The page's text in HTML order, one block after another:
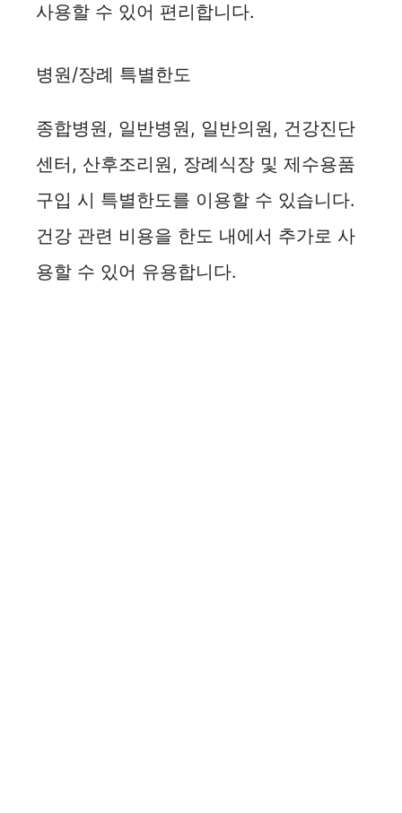
사용할 수 있어 편리합니다.
병원/장례 특별한도
종합병원, 일반병원, 일반의원, 건강진단
센터, 산후조리원, 장례식장 및 제수용품
구입 시 특별한도를 이용할 수 있습니다.
건강 관련 비용을 한도 내에서 추가로 사
용할 수 있어 유용합니다.